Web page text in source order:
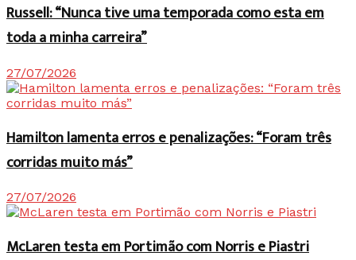
Russell: “Nunca tive uma temporada como esta em
toda a minha carreira”
27/07/2026
Hamilton lamenta erros e penalizações: “Foram três
corridas muito más”
27/07/2026
McLaren testa em Portimão com Norris e Piastri